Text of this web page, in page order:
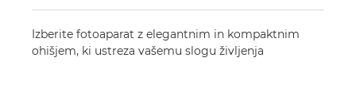
Izberite fotoaparat z elegantnim in kompaktnim
ohišjem, ki ustreza vašemu slogu življenja